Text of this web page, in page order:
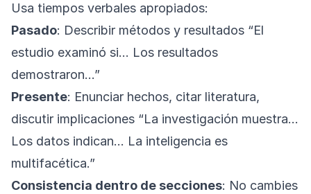
Usa tiempos verbales apropiados:
Pasado: Describir métodos y resultados “El
estudio examinó si… Los resultados
demostraron…”
Presente: Enunciar hechos, citar literatura,
discutir implicaciones “La investigación muestra…
Los datos indican… La inteligencia es
multifacética.”
Consistencia dentro de secciones: No cambies